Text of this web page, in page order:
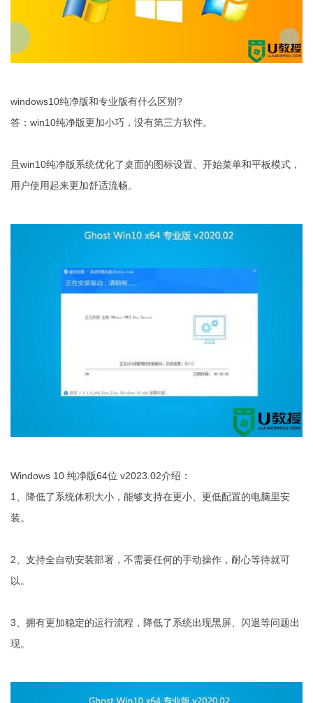
windows10纯净版和专业版有什么区别?
答：win10纯净版更加小巧，没有第三方软件。
且win10纯净版系统优化了桌面的图标设置、开始菜单和平板模式，
用户使用起来更加舒适流畅。
Windows 10 纯净版64位 v2023.02介绍：
1、降低了系统体积大小，能够支持在更小、更低配置的电脑里安
装。
2、支持全自动安装部署，不需要任何的手动操作，耐心等待就可
以。
3、拥有更加稳定的运行流程，降低了系统出现黑屏、闪退等问题出
现。